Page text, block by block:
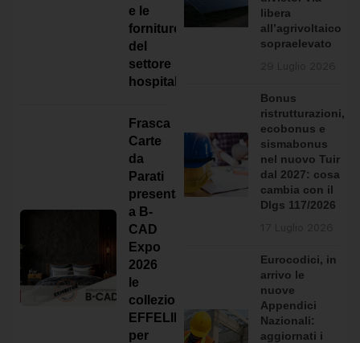
Federica Seregni
ha pubblicato un nuovo
Polistir presenta a B-CAD Expo 2026
soluzioni innovative per l'isolamento termico
e il comfort acustico
Dal 1987, Polistir è specializzata nelle soluzioni
per l’isolamento termico e acustico degli
edifici, distinguendosi […]
e le
forniture
del
settore
hospitality
Frasca
Carte
da
Parati
presenta
a B-
CAD
Expo
2026
le
collezioni
EFFELINE
per
libera
all’agrivoltaico
sopraelevato
Bonus
ristrutturazioni,
ecobonus e
sismabonus
nel nuovo Tuir
dal 2027: cosa
cambia con il
Dlgs 117/2026
Eurocodici, in
arrivo le
nuove
Appendici
Nazionali:
aggiornati i